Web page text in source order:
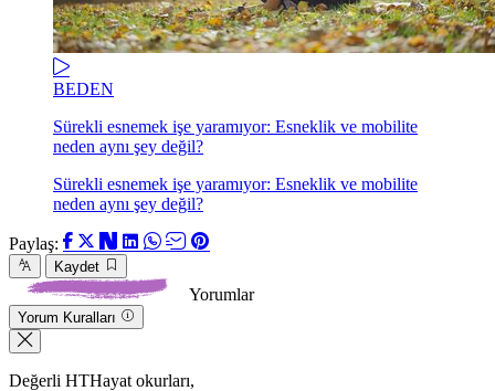
BEDEN
Sürekli esnemek işe yaramıyor: Esneklik ve mobilite
neden aynı şey değil?
Sürekli esnemek işe yaramıyor: Esneklik ve mobilite
neden aynı şey değil?
Paylaş:
Kaydet
Yorumlar
Yorum Kuralları
Değerli HTHayat okurları,